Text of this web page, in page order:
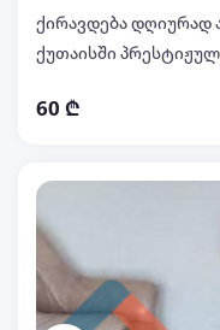
ქირავდება დღიურად
ქუთაისში
სრული
წყალი.სამზარეულო
გათვლილია 2
60 ₾